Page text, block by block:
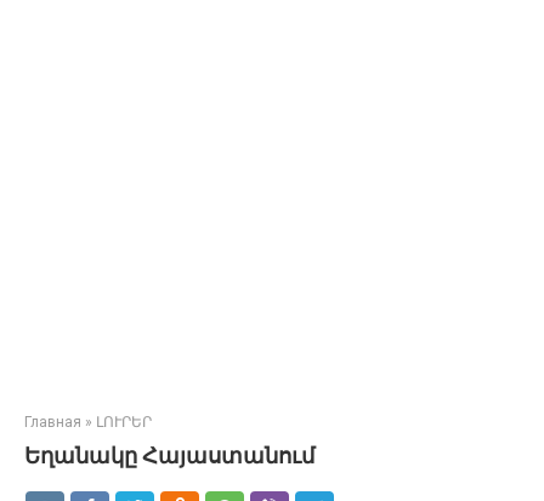
Главная » ԼՈՒՐԵՐ
Եղանակը Հայաստանում